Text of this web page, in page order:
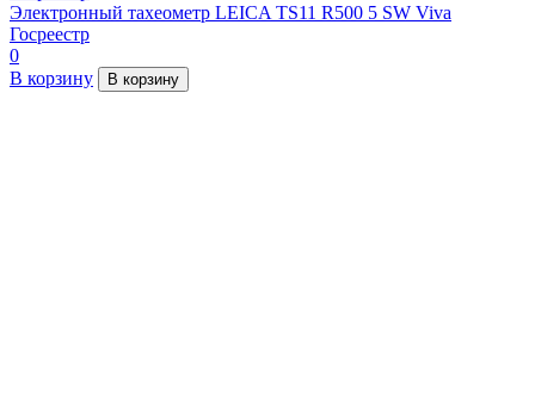
Электронный тахеометр LEICA TS11 R500 5 SW Viva
Госреестр
0
В корзину
В корзину